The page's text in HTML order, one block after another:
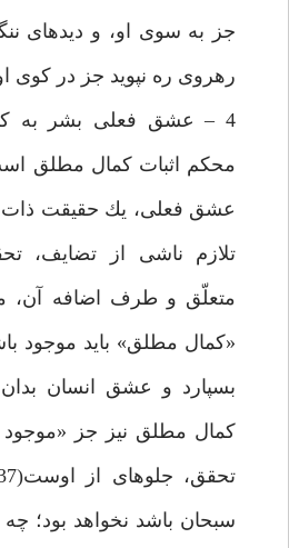
جز به سوى او، و ديده‏اى
رهروى ره نپويد جز در كوى
4 – عشق فعلى بشر به
عشق فعلى، يك حقيقت ذات
تلازم ناشى از تضايف،
«كمال مطلق» بايد موجود
بسپارد و عشق انسان
كمال مطلق نيز جز «موجود
سبحان باشد نخواهد بود؛